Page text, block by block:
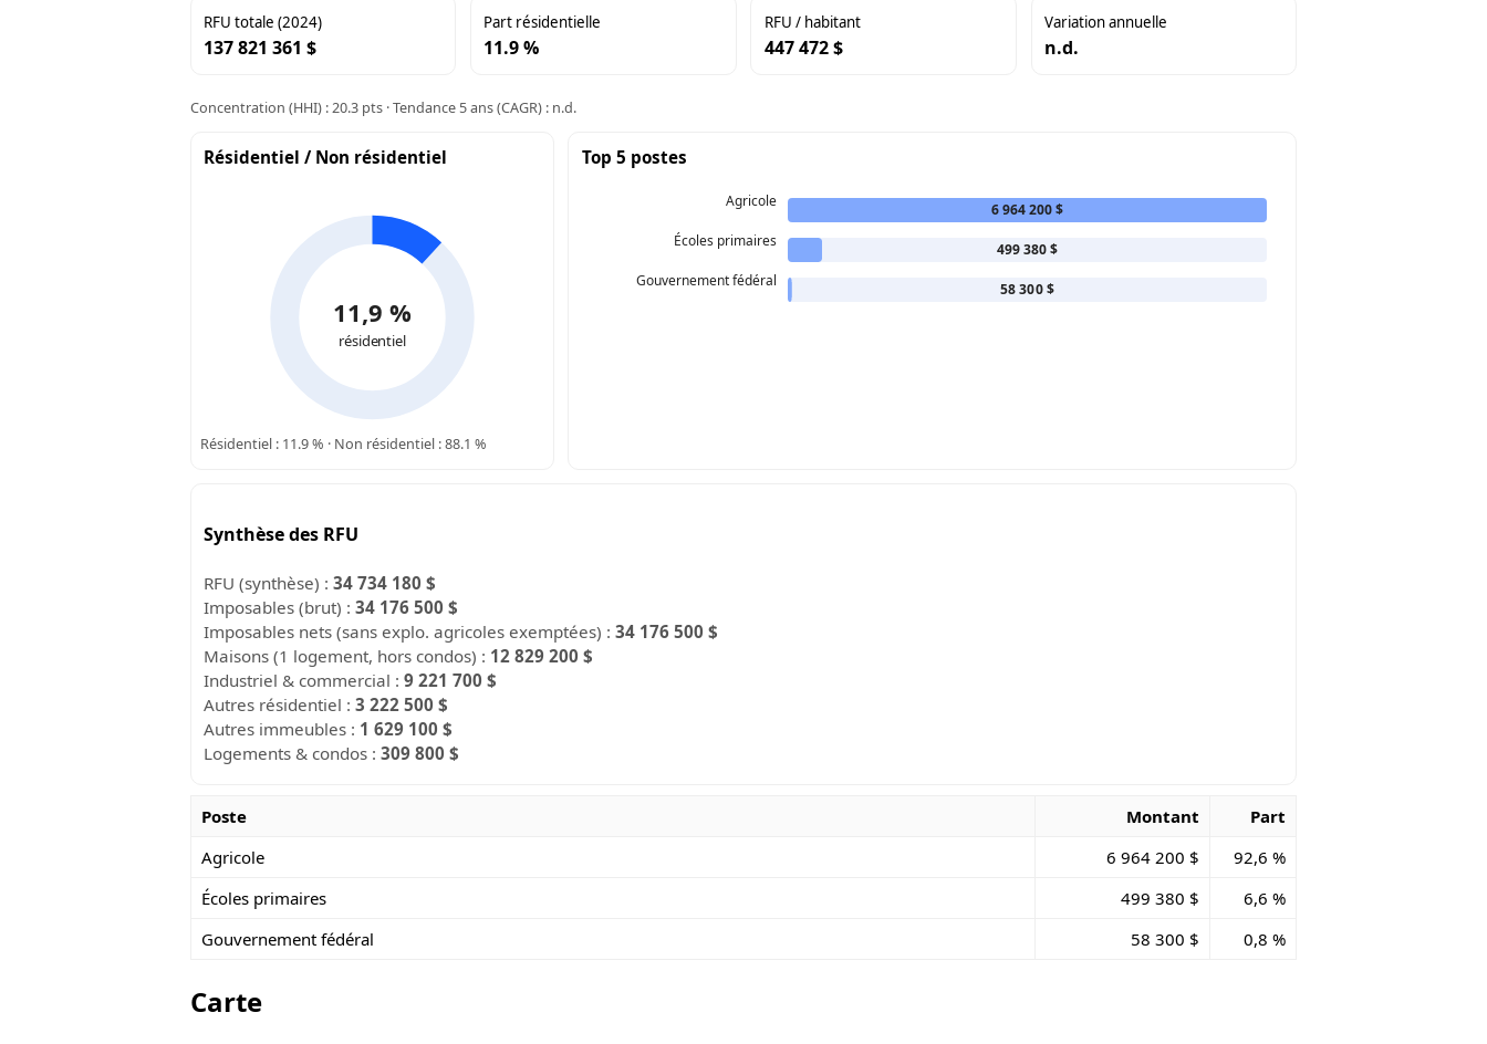
RFU totale (2024)
137 821 361 $
Part résidentielle
11.9 %
RFU / habitant
447 472 $
Variation annuelle
n.d.
Concentration (HHI) : 20.3 pts · Tendance 5 ans (CAGR) : n.d.
Résidentiel / Non résidentiel
11,9 %
résidentiel
Résidentiel : 11.9 % · Non résidentiel : 88.1 %
Top 5 postes
Agricole 6 964 200 $
Écoles primaires
499 380 $
Gouvernement fédéral
58 300 $
Synthèse des RFU
RFU (synthèse) :34 734 180 $
Imposables (brut) :34 176 500 $
Imposables nets (sans explo. agricoles exemptées) :34 176 500 $
Maisons (1 logement, hors condos) : 12 829 200 $
Industriel & commercial :9 221 700 $
Autres résidentiel :3 222 500 $
Autres immeubles : 1 629 100 $
Logements & condos :309 800 $
Poste Montant
Part
Agricole
6 964 200 $
92,6 %
Écoles primaires
499 380 $
6,6 %
Gouvernement fédéral
58 300 $ 0,8 %
Carte